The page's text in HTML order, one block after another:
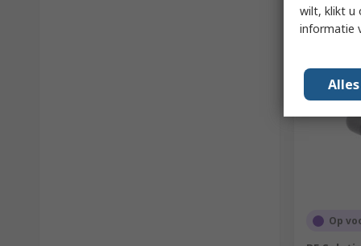
Op
wilt, klikt u
informatie